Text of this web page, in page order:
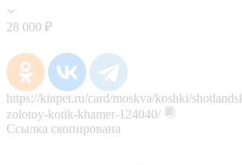
28 000 ₽
https://kinpet.ru/card/moskva/koshki/
zolotoy-kotik-khamer-124040/
Ссылка скопирована